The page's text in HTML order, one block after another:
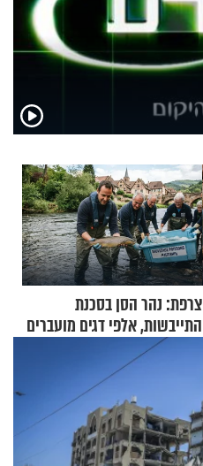
צרפת: נהר הסן בסכנת
התייבשות, אלפי דגים מועברים
במבצעי חילוץ